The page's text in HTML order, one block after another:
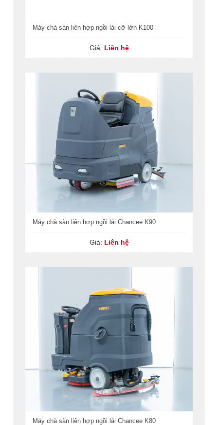
Máy chà sàn liên hợp ngồi lái cỡ lớn K100
Giá: Liên hệ
Máy chà sàn liên hợp ngồi lái Chancee K90
Giá: Liên hệ
Máy chà sàn liên hợp ngồi lái Chancee K80